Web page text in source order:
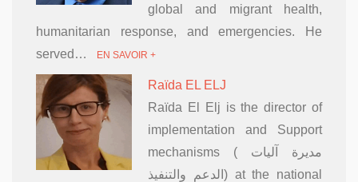
global and migrant health,
humanitarian response, and emergencies. He
served…
EN SAVOIR +
Raïda EL ELJ
Raïda El Elj is the director of
implementation and Support
mechanisms ( مديرة آليات
الدعم والتنفيذ) at the national